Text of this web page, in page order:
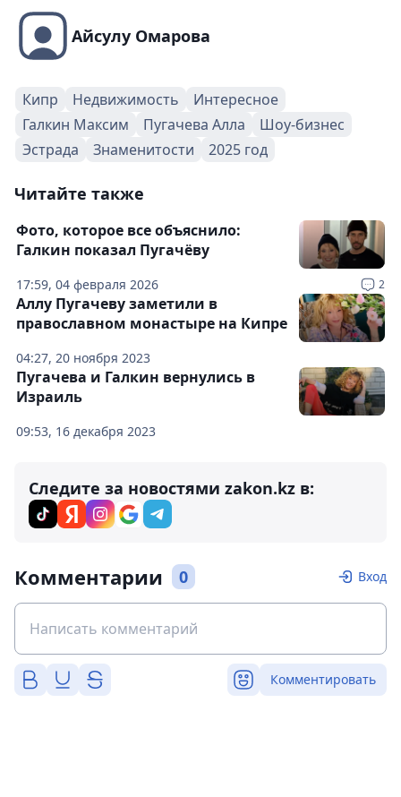
Айсулу Омарова
Кипр Недвижимость
Интересное
Галкин Максим
Пугачева Алла
Шоу-бизнес
Эстрада
Знаменитости 2025 год
Читайте также
17:59, 04 февраля 2026 2
Фото, которое все объяснило:
Галкин показал Пугачёву
04:27, 20 ноября 2023
Аллу Пугачеву заметили в
православном монастыре на Кипре
09:53, 16 декабря 2023
Пугачева и Галкин вернулись в
Израиль
Следите за новостями zakon.kz в:
Комментарии 0 Вход
Комментировать